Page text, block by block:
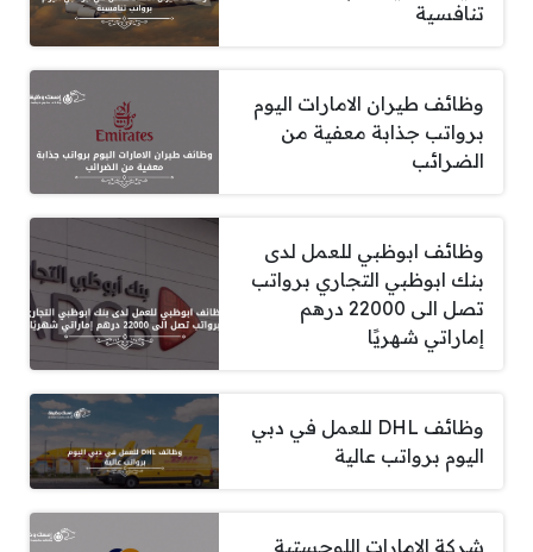
تنافسية
وظائف طيران الامارات اليوم
برواتب جذابة معفية من
الضرائب
وظائف ابوظبي للعمل لدى
بنك ابوظبي التجاري برواتب
تصل الى 22000 درهم
إماراتي شهريًا
وظائف DHL للعمل في دبي
اليوم برواتب عالية
شركة الإمارات اللوجستية